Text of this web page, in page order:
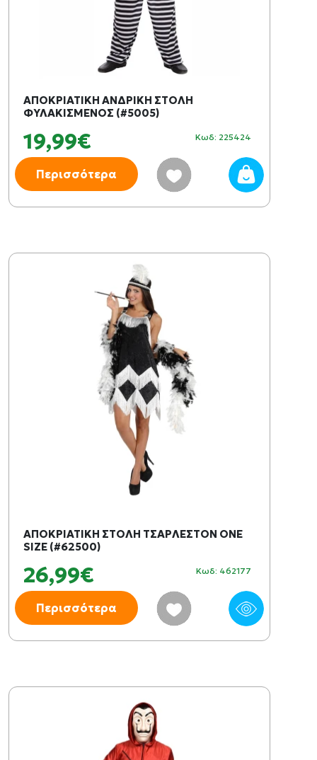
ΑΠΟΚΡΙΑΤΙΚΗ ΑΝΔΡΙΚΗ ΣΤΟΛΗ
ΦΥΛΑΚΙΣΜΕΝΟΣ (#5005)
19,99€ Κωδ: 225424
Περισσότερα
ΑΠΟΚΡΙΑΤΙΚΗ ΣΤΟΛΗ ΤΣΑΡΛΕΣΤΟΝ ONE
SIZE (#62500)
26,99€ Κωδ: 462177
Περισσότερα